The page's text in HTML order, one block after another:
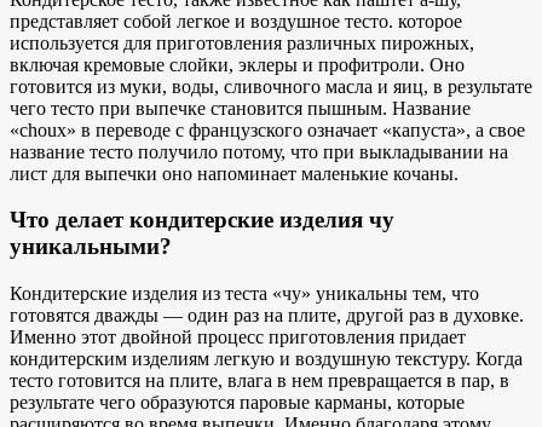
представляет собой легкое и воздушное тесто. которое
используется для приготовления различных пирожных,
включая кремовые слойки, эклеры и профитроли. Оно
готовится из муки, воды, сливочного масла и яиц, в результате
чего тесто при выпечке становится пышным. Название
«choux» в переводе с французского означает «капуста», а свое
название тесто получило потому, что при выкладывании на
лист для выпечки оно напоминает маленькие кочаны.
Что делает кондитерские изделия чу
уникальными?
Кондитерские изделия из теста «чу» уникальны тем, что
готовятся дважды — один раз на плите, другой раз в духовке.
Именно этот двойной процесс приготовления придает
кондитерским изделиям легкую и воздушную текстуру. Когда
тесто готовится на плите, влага в нем превращается в пар, в
результате чего образуются паровые карманы, которые